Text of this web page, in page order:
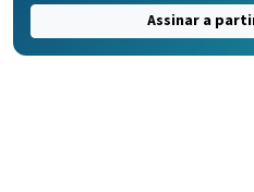
Assinar a